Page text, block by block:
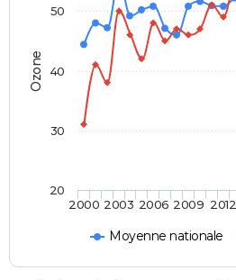
Ozone
Moyenne nationale
2000 2003 2006 2009 2012
20
30
40
50